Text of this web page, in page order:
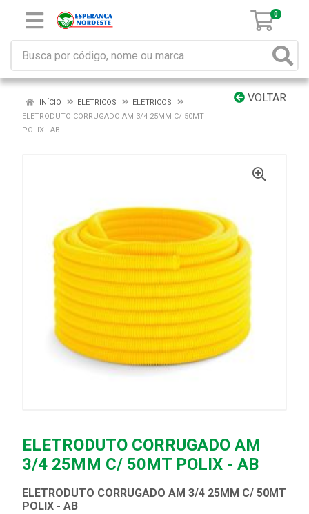
0
VOLTAR
INÍCIO ELETRICOS
ELETRICOS
ELETRODUTO CORRUGADO AM 3/4 25MM C/ 50MT
POLIX - AB
ELETRODUTO CORRUGADO AM
3/4 25MM C/ 50MT POLIX - AB
ELETRODUTO CORRUGADO AM 3/4 25MM C/ 50MT
POLIX - AB